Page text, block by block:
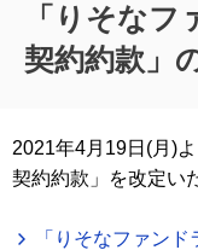
「りそな
契約約款」
2021年4月19日(月)
契約約款」を改定い
「りそなファン